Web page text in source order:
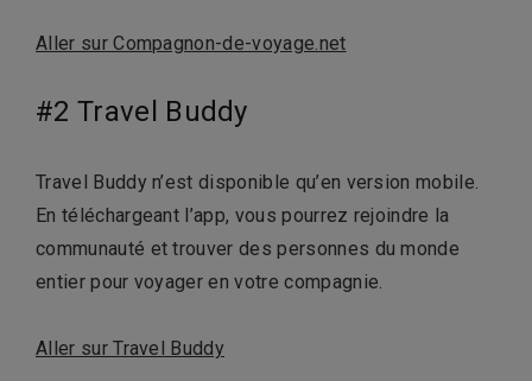
Aller sur Compagnon-de-voyage.net
#2 Travel Buddy
Travel Buddy n’est disponible qu’en version mobile.
En téléchargeant l’app, vous pourrez rejoindre la
communauté et trouver des personnes du monde
entier pour voyager en votre compagnie.
Aller sur Travel Buddy